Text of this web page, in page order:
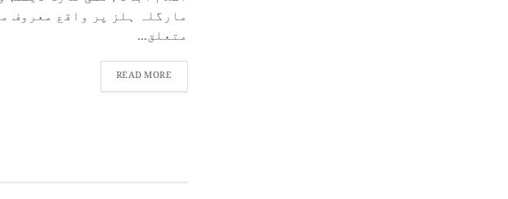
مارگلہ ہلز پر واقع معروف
متعلق...
READ MORE